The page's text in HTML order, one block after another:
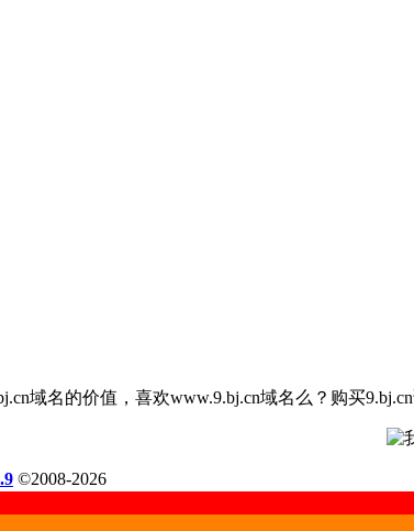
域名的价值，喜欢www.9.bj.cn域名么？购买
©2008-2026